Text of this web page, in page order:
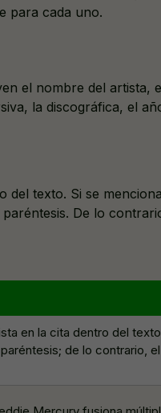
para cada uno.
el nombre del artista,
la discográfica, el
del texto. Si se
De lo
en la cita dentro del
de lo contrario,